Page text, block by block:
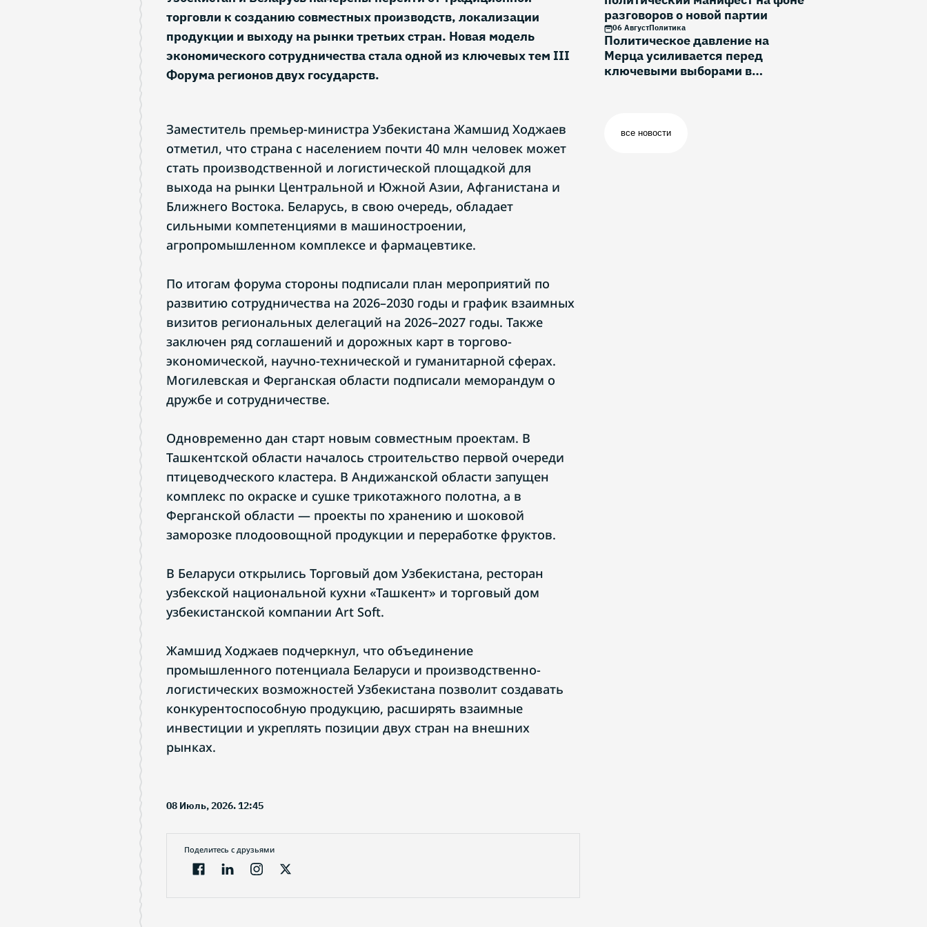
торговли к созданию совместных производств, локализации
продукции и выходу на рынки третьих стран. Новая модель
экономического сотрудничества стала одной из ключевых тем III
Форума регионов двух государств.
Заместитель премьер-министра Узбекистана Жамшид Ходжаев
отметил, что страна с населением почти 40 млн человек может
стать производственной и логистической площадкой для
выхода на рынки Центральной и Южной Азии, Афганистана и
Ближнего Востока. Беларусь, в свою очередь, обладает
сильными компетенциями в машиностроении,
агропромышленном комплексе и фармацевтике.
По итогам форума стороны подписали план мероприятий по
развитию сотрудничества на 2026–2030 годы и график взаимных
визитов региональных делегаций на 2026–2027 годы. Также
заключен ряд соглашений и дорожных карт в торгово-
экономической, научно-технической и гуманитарной сферах.
Могилевская и Ферганская области подписали меморандум о
дружбе и сотрудничестве.
Одновременно дан старт новым совместным проектам. В
Ташкентской области началось строительство первой очереди
птицеводческого кластера. В Андижанской области запущен
комплекс по окраске и сушке трикотажного полотна, а в
Ферганской области — проекты по хранению и шоковой
заморозке плодоовощной продукции и переработке фруктов.
В Беларуси открылись Торговый дом Узбекистана, ресторан
узбекской национальной кухни «Ташкент» и торговый дом
узбекистанской компании Art Soft.
Жамшид Ходжаев подчеркнул, что объединение
промышленного потенциала Беларуси и производственно-
логистических возможностей Узбекистана позволит создавать
конкурентоспособную продукцию, расширять взаимные
инвестиции и укреплять позиции двух стран на внешних
рынках.
08 Июль, 2026. 12:45
Поделитесь с друзьями
разговоров о новой партии
06 АвгустПолитика
Политическое давление на
Мерца усиливается перед
ключевыми выборами в
все новости